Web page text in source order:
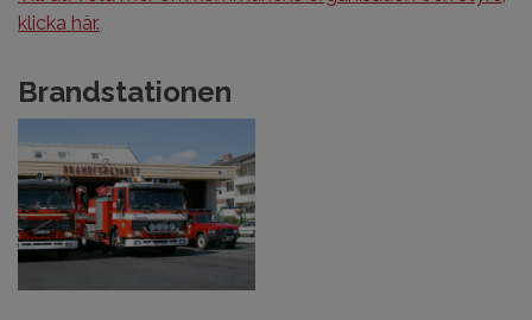
klicka här.
Brandstationen